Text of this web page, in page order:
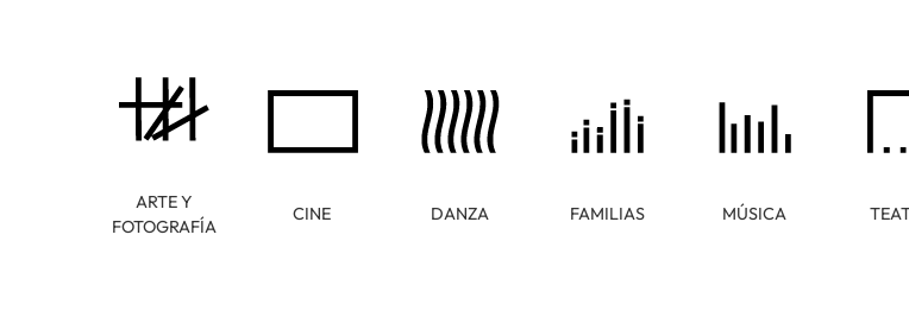
ARTE Y
FOTOGRAFÍA
CINE DANZA FAMILIAS MÚSICA